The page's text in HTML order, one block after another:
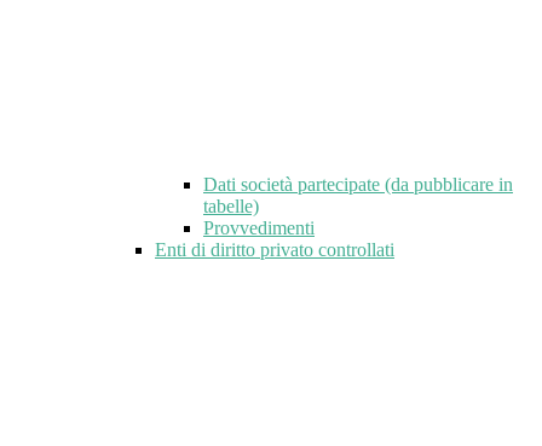
Dati società partecipate (da pubblicare in
tabelle)
Provvedimenti
Enti di diritto privato controllati